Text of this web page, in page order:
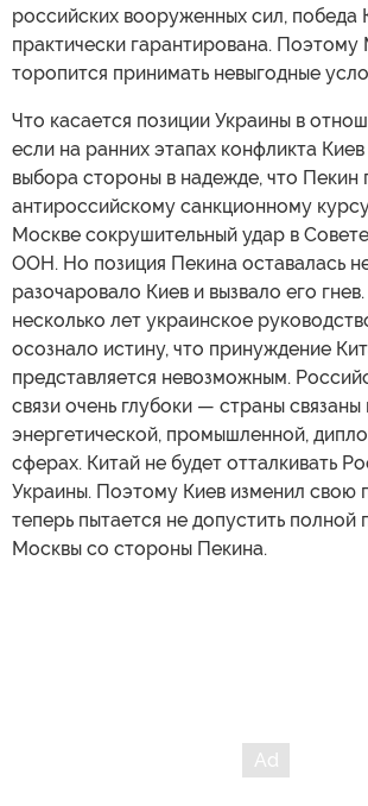
российских вооруженных сил, победа
практически гарантирована. Поэтому
торопится принимать невыгодные
Что касается позиции Украины в
если на ранних этапах конфликта
выбора стороны в надежде, что Пекин
антироссийскому санкционному
Москве сокрушительный удар в
ООН. Но позиция Пекина оставалась
разочаровало Киев и вызвало его
несколько лет украинское
осознало истину, что принуждение
представляется невозможным.
связи очень глубоки — страны
энергетической, промышленной,
сферах. Китай не будет отталкивать
Украины. Поэтому Киев изменил свою
теперь пытается не допустить полной
Москвы со стороны Пекина.